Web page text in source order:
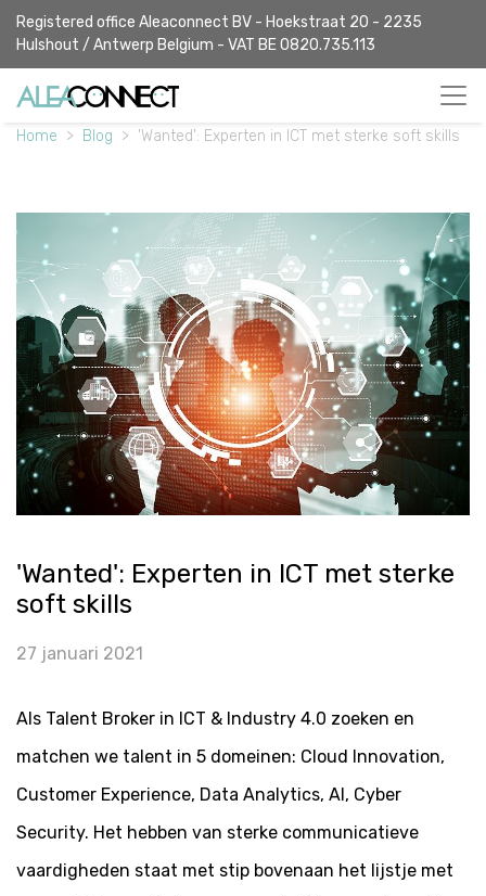
Registered office Aleaconnect BV - Hoekstraat 20 - 2235
Hulshout / Antwerp Belgium - VAT BE 0820.735.113
Home Blog 'Wanted': Experten in ICT met sterke soft skills
'Wanted': Experten in ICT met sterke
soft skills
27 januari 2021
Als Talent Broker in ICT & Industry 4.0 zoeken en
matchen we talent in 5 domeinen: Cloud Innovation,
Customer Experience, Data Analytics, AI, Cyber
Security. Het hebben van sterke communicatieve
vaardigheden staat met stip bovenaan het lijstje met